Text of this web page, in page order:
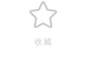
收藏